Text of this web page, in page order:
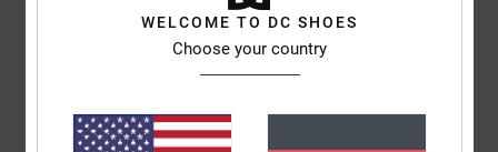
5/5
13. April 2026
WELCOME TO DC SHOES
Choose your country